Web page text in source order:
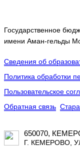
Государственное
имени Аман-гельды
Сведения об
Политика обработки
Пользовательское
Обратная связь
650070,
Г. КЕМЕРОВО,